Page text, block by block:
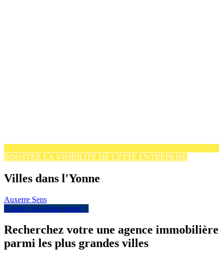
BOOSTER LA VISIBILITÉ DE CETTE ENTREPRISE
Villes dans l'Yonne
Auxerre Sens
Trouver un artisan expert ↑
Recherchez votre une agence immobilière
parmi les plus grandes villes